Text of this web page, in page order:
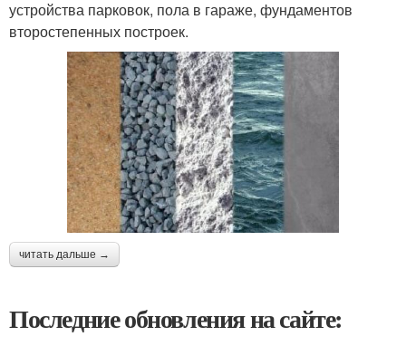
устройства парковок, пола в гараже, фундаментов
второстепенных построек.
читать дальше →
Последние обновления на сайте: